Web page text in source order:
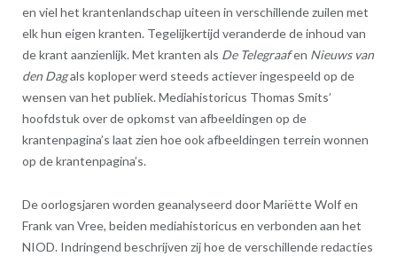
en viel het krantenlandschap uiteen in verschillende zuilen met
elk hun eigen kranten. Tegelijkertijd veranderde de inhoud van
de krant aanzienlijk. Met kranten als De Telegraafen Nieuws van
den Dagals koploper werd steeds actiever ingespeeld op de
wensen van het publiek. Mediahistoricus Thomas Smits’
hoofdstuk over de opkomst van afbeeldingen op de
krantenpagina’s laat zien hoe ook afbeeldingen terrein wonnen
op de krantenpagina’s.
De oorlogsjaren worden geanalyseerd door Mariëtte Wolf en
Frank van Vree, beiden mediahistoricus en verbonden aan het
NIOD. Indringend beschrijven zij hoe de verschillende redacties